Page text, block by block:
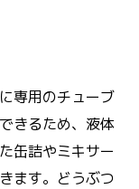
専用のチューブ
きるため、液体
缶詰やミキサー
ます。どうぶつ